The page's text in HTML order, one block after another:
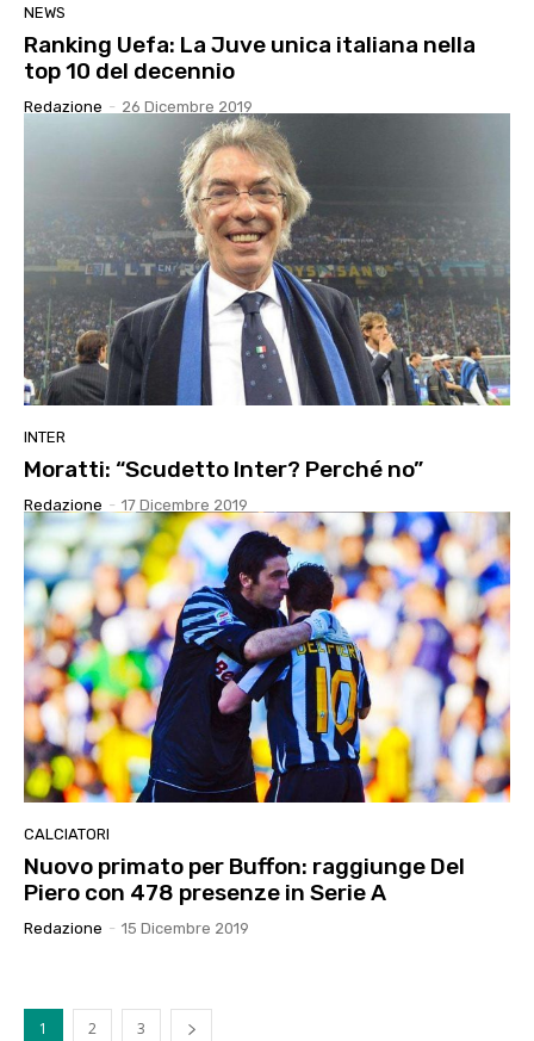
NEWS
Ranking Uefa: La Juve unica italiana nella
top 10 del decennio
Redazione - 26 Dicembre 2019
INTER
Moratti: “Scudetto Inter? Perché no”
Redazione - 17 Dicembre 2019
CALCIATORI
Nuovo primato per Buffon: raggiunge Del
Piero con 478 presenze in Serie A
Redazione - 15 Dicembre 2019
1 2 3